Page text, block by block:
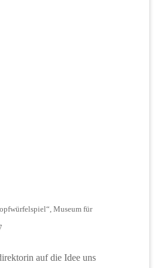
Museum für
auf die Idee uns